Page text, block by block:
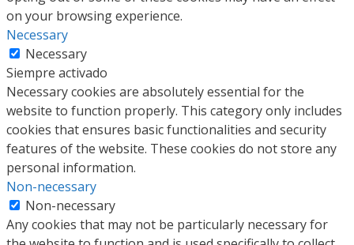
on your browsing experience.
Necessary
Necessary
Siempre activado
Necessary cookies are absolutely essential for the
website to function properly. This category only includes
cookies that ensures basic functionalities and security
features of the website. These cookies do not store any
personal information.
Non-necessary
Non-necessary
Any cookies that may not be particularly necessary for